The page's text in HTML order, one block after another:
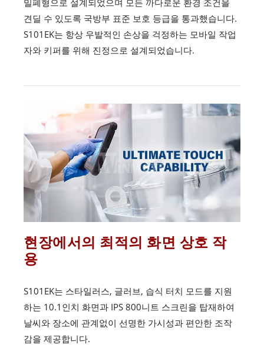
밀폐형으로 설계되었으며 모든 까다로운 환경 조건을
견딜 수 있도록 국방부 표준 보호 등급을 통과했습니다.
S101EK는 항상 우발적인 손상을 걱정하는 모바일 작업
자와 키퍼를 위해 진정으로 설계되었습니다.
현장에서의 최적의 화면 상호 작
용
S101EK는 스타일러스, 글러브, 습식 터치 모드를 지원
하는 10.1인치 화면과 IPS 800니트 스크린을 탑재하여
날씨와 장소에 관계없이 선명한 가시성과 편안한 조작
감을 제공합니다.